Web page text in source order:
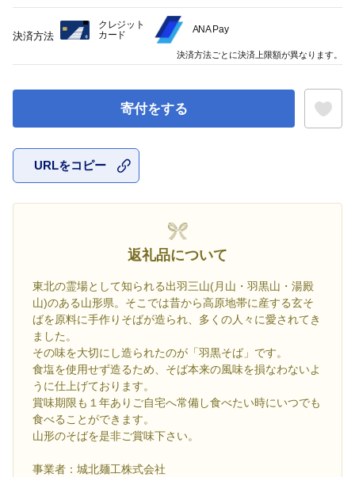
寄付をする
URLをコピー
返礼品について
東北の霊場として知られる出羽三山(月山・羽黒山・湯殿
山)のある山形県。そこでは昔から高原地帯に産する玄そ
ばを原料に手作りそばが造られ、多くの人々に愛されてき
ました。
その味を大切にし造られたのが「羽黒そば」です。
食塩を使用せず造るため、そば本来の風味を損なわないよ
うに仕上げております。
賞味期限も１年ありご自宅へ常備し食べたい時にいつでも
食べることができます。
山形のそばを是非ご賞味下さい。
事業者：城北麺工株式会社
決済方法
クレジット
カード
ANA Pay
決済方法ごとに決済上限額が異なります。